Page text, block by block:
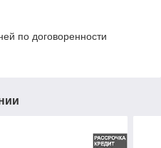
по договоренности